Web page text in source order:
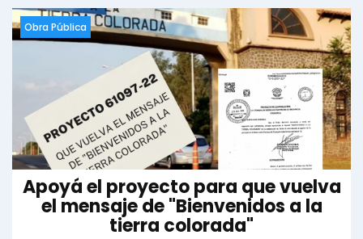
Obra Pública
Apoyá el proyecto para que vuelva
el mensaje de "Bienvenidos a la
tierra colorada"